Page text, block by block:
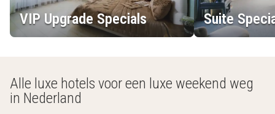
VIP Upgrade Specials Suite
Alle luxe hotels voor een luxe weekend weg
in Nederland